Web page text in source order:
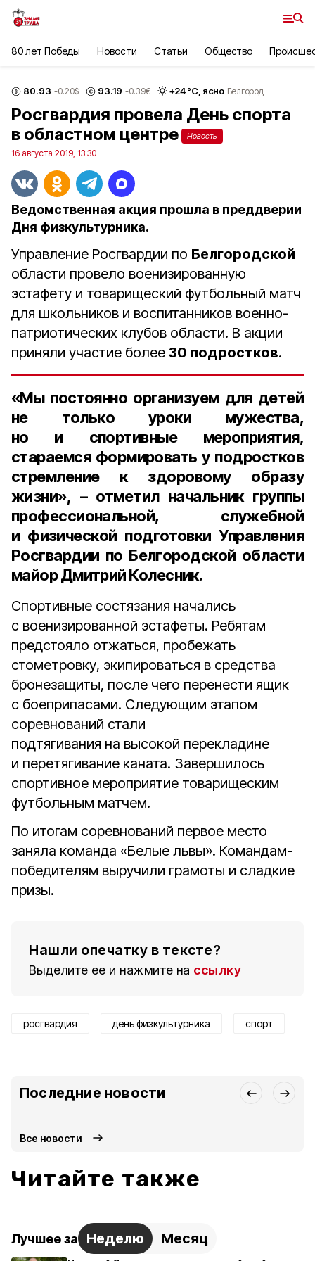
80 лет Победы Новости Статьи Общество
80.93 -0.20$ 93.19 -0.39€ +24°С, ясно Белгород
Росгвардия провела День спорта
в областном центре
Новость
16 августа 2019, 13:30
Ведомственная акция прошла в преддверии
Дня физкультурника.
Управление Росгвардии по Белгородской
области провело военизированную
эстафету и товарищеский футбольный матч
для школьников и воспитанников военно-
патриотических клубов области. В акции
приняли участие более 30 подростков.
«Мы постоянно организуем для детей
не только уроки мужества,
но и спортивные мероприятия,
стараемся формировать у подростков
стремление к здоровому образу
жизни», – отметил начальник группы
профессиональной, служебной
и физической подготовки Управления
Росгвардии по Белгородской области
майор Дмитрий Колесник.
Спортивные состязания начались
с военизированной эстафеты. Ребятам
предстояло отжаться, пробежать
стометровку, экипироваться в средства
бронезащиты, после чего перенести ящик
с боеприпасами. Следующим этапом
соревнований стали
подтягивания на высокой перекладине
и перетягивание каната. Завершилось
спортивное мероприятие товарищеским
футбольным матчем.
По итогам соревнований первое место
заняла команда «Белые львы». Командам-
победителям выручили грамоты и сладкие
призы.
Нашли опечатку в тексте?
Выделите ее и нажмите на ссылку
росгвардия день физкультурника спорт
Последние новости
Все новости
Читайте также
Лучшее за Неделю Месяц